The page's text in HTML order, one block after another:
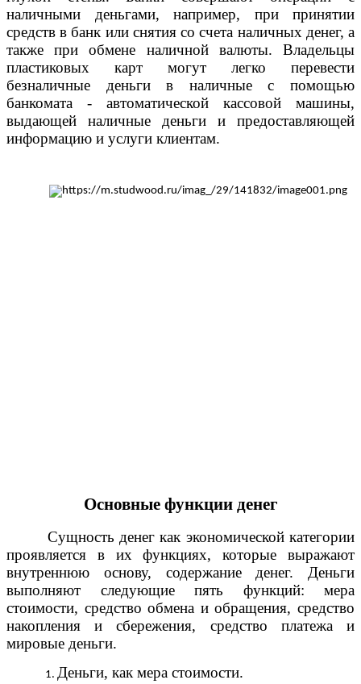
наличными деньгами, например, при принятии
средств в банк или снятия со счета наличных денег, а
также при обмене наличной валюты. Владельцы
пластиковых карт могут легко перевести
безналичные деньги в наличные с помощью
банкомата - автоматической кассовой машины,
выдающей наличные деньги и предоставляющей
информацию и услуги клиентам.
Основные функции денег
Сущность денег как экономической категории
проявляется в их функциях, которые выражают
внутреннюю основу, содержание денег. Деньги
выполняют следующие пять функций: мера
стоимости, средство обмена и обращения, средство
накопления и сбережения, средство платежа и
мировые деньги.
Деньги, как мера стоимости.